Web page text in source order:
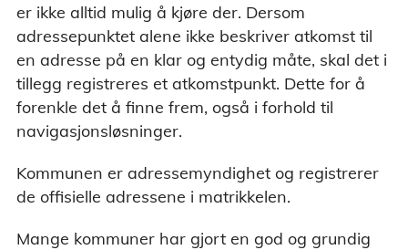
er ikke alltid mulig å kjøre der. Dersom
adressepunktet alene ikke beskriver atkomst til
en adresse på en klar og entydig måte, skal det i
tillegg registreres et atkomstpunkt. Dette for å
forenkle det å finne frem, også i forhold til
navigasjonsløsninger.
Kommunen er adressemyndighet og registrerer
de offisielle adressene i matrikkelen.
Mange kommuner har gjort en god og grundig